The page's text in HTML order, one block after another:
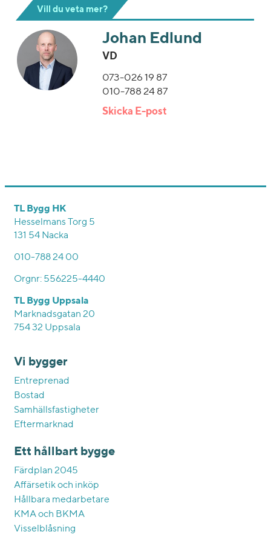
Vill du veta mer?
Johan Edlund
VD
073-026 19 87
010-788 24 87
Skicka E-post
TL Bygg HK
Hesselmans Torg 5
131 54 Nacka
010-788 24 00
Orgnr: 556225-4440
TL Bygg Uppsala
Marknadsgatan 20
754 32 Uppsala
Vi bygger
Entreprenad
Bostad
Samhällsfastigheter
Eftermarknad
Ett hållbart bygge
Färdplan 2045
Affärsetik och inköp
Hållbara medarbetare
KMA och BKMA
Visselblåsning